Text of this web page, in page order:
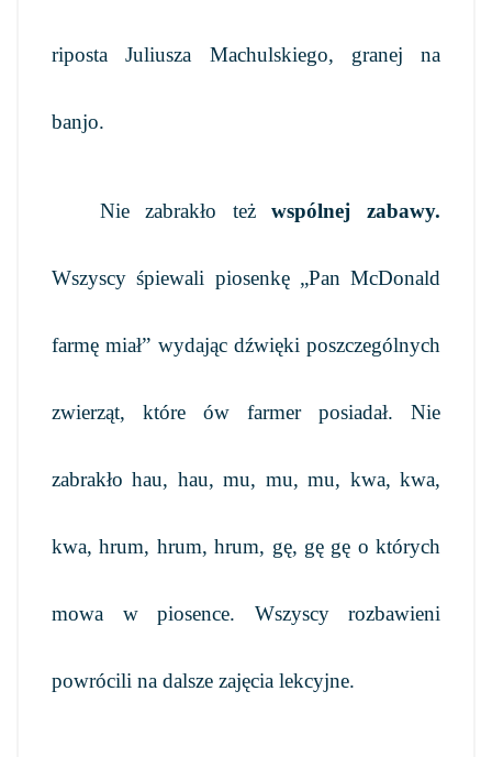
riposta Juliusza Machulskiego, granej na
banjo.
Nie zabrakło teżwspólnej zabawy.
Wszyscy śpiewali piosenkę „Pan McDonald
farmę miał” wydając dźwięki poszczególnych
zwierząt, które ów farmer posiadał. Nie
zabrakło hau, hau, mu, mu, mu, kwa, kwa,
kwa, hrum, hrum, hrum, gę, gę gę o których
mowa w piosence. Wszyscy rozbawieni
powrócili na dalsze zajęcia lekcyjne.